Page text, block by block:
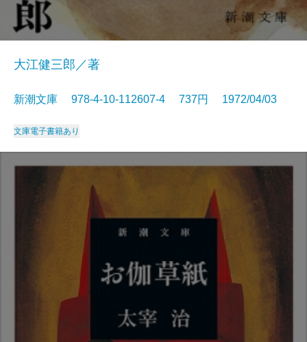
大江健三郎／著
新潮文庫 978-4-10-112607-4 737円 1972/04/03
文庫電子書籍あり